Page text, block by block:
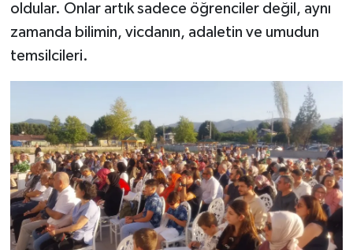
oldular. Onlar artık sadece öğrenciler değil, aynı
zamanda bilimin, vicdanın, adaletin ve umudun
temsilcileri.